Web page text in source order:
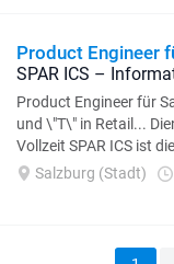
Product Engineer
SPAR ICS –
Product Engineer für
und \"T\" in Retail...
Vollzeit SPAR ICS ist
Salzburg (Stadt)